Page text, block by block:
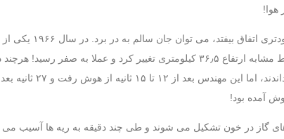
هوا!
البته اگر
خلأ بود که ناگهان فشار اتاق به شرایط مشابه ارتفاع ۳۶٫۵ کیلومتری
کمتر از ۳۰ ثانیه
آمده بود!
گاز در خون تشکیل می شوند و طی چند دقیقه به ریه ها آسیب